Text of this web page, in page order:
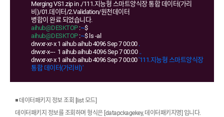
Merging VS1.zip in ./111.지능형 스마트양식장 통합 데이터(가리
비)/01.데이터/2.Validation/원천데이터
병합이 완료 되었습니다.
aihub@DESKTOP:~$
aihub@DESKTOP:~$ ls -al
drwxr-xr-x 1 aihub aihub 4096 Sep 7 00:00 .
drwxr-x--- 1 aihub aihub 4096 Sep 7 00:00 ..
drwxr-xr-x 1 aihub aihub 4096 Sep 7 00:00'111.지능형 스마트양식장
통합 데이터(가리비)'
◾ 데이터패키지 정보 조회 [list 모드]
데이터패키지 정보를 조회하며 형식은 [datapckagekey, 데이터패키지명] 입니다.